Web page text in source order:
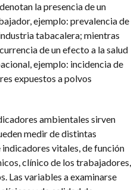
la presencia de un
ejemplo: prevalencia de
tabacalera; mientras
de un efecto a la salud
ejemplo: incidencia de
expuestos a polvos
ambientales sirven
medir de distintas
indicadores vitales, de función
clínico de los trabajadores,
Las variables a examinarse